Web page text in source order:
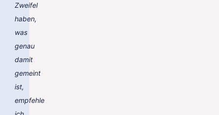
Zweifel
haben,
was
genau
damit
gemeint
ist,
empfehle